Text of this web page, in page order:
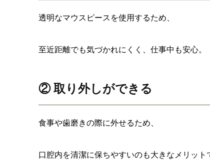
透明なマウスピースを使用するため、
至近距離でも気づかれにくく、仕事中も安心。
② 取り外しができる
食事や歯磨きの際に外せるため、
口腔内を清潔に保ちやすいのも大きなメリット